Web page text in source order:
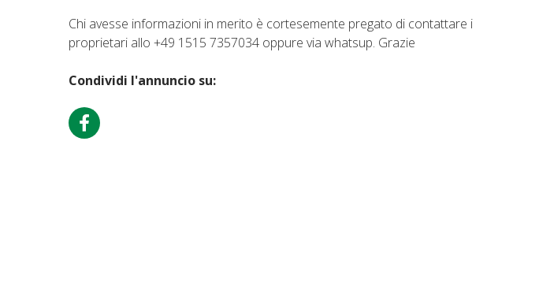
Chi avesse informazioni in merito è cortesemente pregato di contattare i
proprietari allo +49 1515 7357034 oppure via whatsup. Grazie
Condividi l'annuncio su: